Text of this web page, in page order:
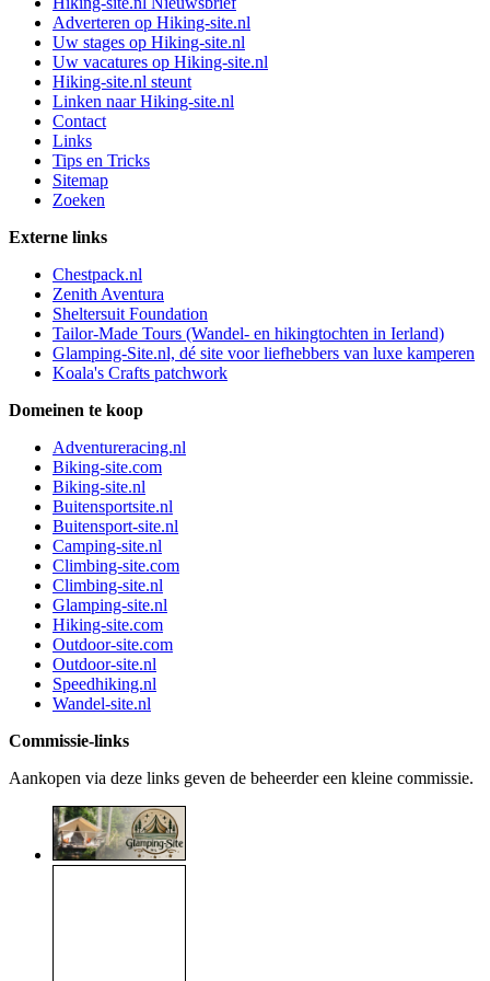
Adverteren op Hiking-site.nl
Uw stages op Hiking-site.nl
Uw vacatures op Hiking-site.nl
Hiking-site.nl steunt
Linken naar Hiking-site.nl
Contact
Links
Tips en Tricks
Sitemap
Zoeken
Externe links
Chestpack.nl
Zenith Aventura
Sheltersuit Foundation
Tailor-Made Tours (Wandel- en hikingtochten in Ierland)
Glamping-Site.nl, dé site voor liefhebbers van luxe kamperen
Koala's Crafts patchwork
Domeinen te koop
Adventureracing.nl
Biking-site.com
Biking-site.nl
Buitensportsite.nl
Buitensport-site.nl
Camping-site.nl
Climbing-site.com
Climbing-site.nl
Glamping-site.nl
Hiking-site.com
Outdoor-site.com
Outdoor-site.nl
Speedhiking.nl
Wandel-site.nl
Commissie-links
Aankopen via deze links geven de beheerder een kleine commissie.